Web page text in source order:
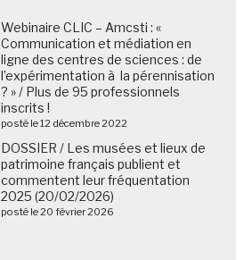
l’expérimentation à la pérennisation
? » / Plus de 95 professionnels
inscrits !
posté le 12 décembre 2022
DOSSIER / Les musées et lieux de
patrimoine français publient et
commentent leur fréquentation
2025 (20/02/2026)
posté le 20 février 2026